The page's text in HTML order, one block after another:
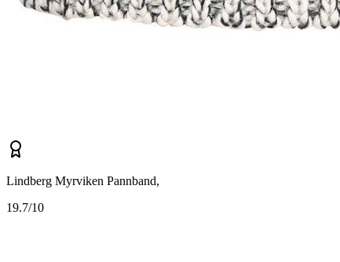
Lindberg Myrviken Pannband,
19.7/10